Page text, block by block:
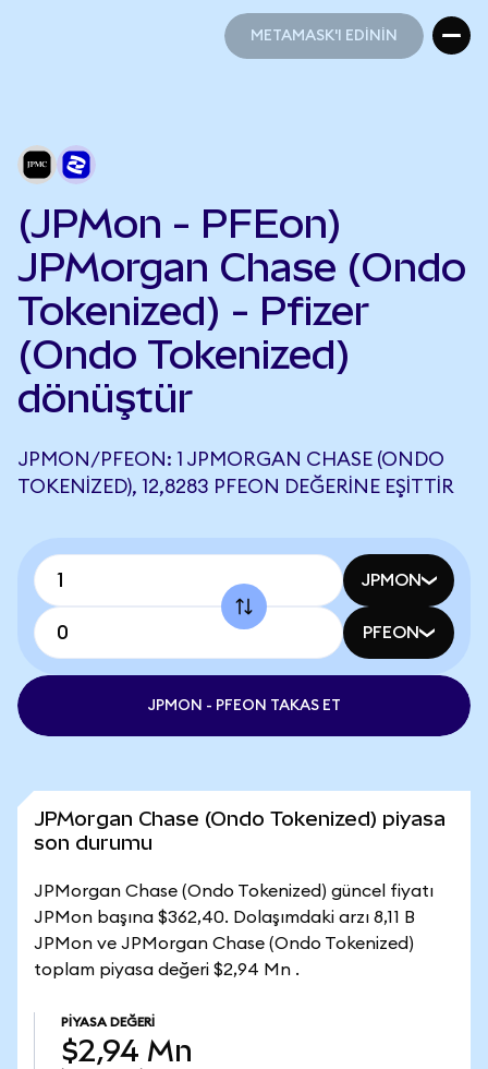
METAMASK'I EDİNİN
(JPMon - PFEon)
JPMorgan Chase (Ondo
Tokenized) - Pfizer
(Ondo Tokenized)
dönüştür
JPMON/PFEON: 1 JPMORGAN CHASE (ONDO
TOKENIZED), 12,8283 PFEON DEĞERINE EŞITTIR
JPMON
PFEON
JPMON - PFEON TAKAS ET
JPMorgan Chase (Ondo Tokenized) piyasa
son durumu
JPMorgan Chase (Ondo Tokenized) güncel fiyatı
JPMon başına $362,40. Dolaşımdaki arzı 8,11 B
JPMon ve JPMorgan Chase (Ondo Tokenized)
toplam piyasa değeri $2,94 Mn .
PIYASA DEĞERI
$2,94 Mn